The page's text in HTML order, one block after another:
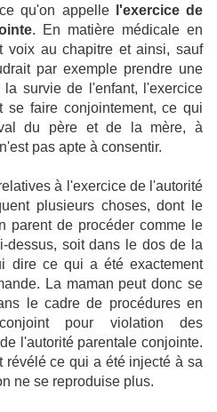
qu'on appelle
l'exercice de
. En matière médicale en
voix au chapitre et ainsi, sauf
par exemple prendre une
survie de l'enfant, l'exercice
se faire conjointement, ce qui
du père et de la mère, à
pas apte à consentir.
à l'exercice de l'autorité
plusieurs choses, dont le
parent de procéder comme le
dessus, soit dans le dos de la
dire ce qui a été exactement
La maman peut donc se
le cadre de procédures en
pour violation des
l'autorité parentale conjointe.
révélé ce qui a été injecté à sa
ne se reproduise plus.